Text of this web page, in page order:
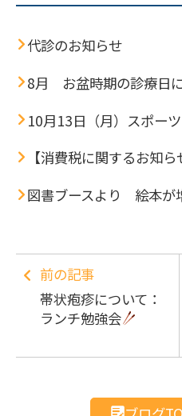
代診のお知らせ
8月 お盆時期の診療日
10月13日（月）スポー
【消費税に関するお知ら
図書ブースより 絵本が
前の記事
帯状疱疹について：
ランチ勉強会